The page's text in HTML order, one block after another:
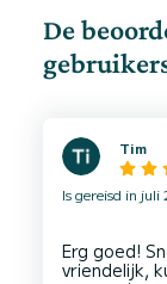
De
Tim
Is gereisd in juli
Erg goed!
vriendelijk,